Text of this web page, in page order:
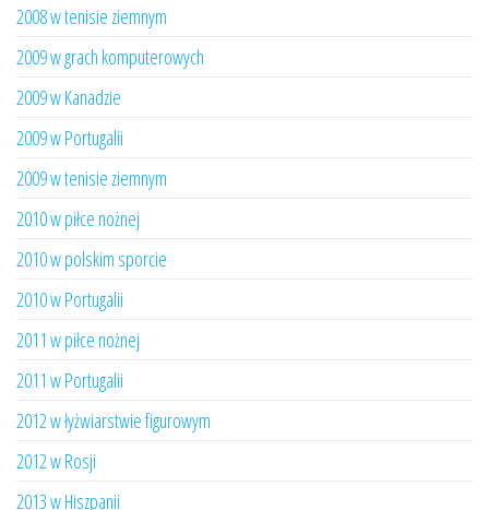
2008 w tenisie ziemnym
2009 w grach komputerowych
2009 w Kanadzie
2009 w Portugalii
2009 w tenisie ziemnym
2010 w piłce nożnej
2010 w polskim sporcie
2010 w Portugalii
2011 w piłce nożnej
2011 w Portugalii
2012 w łyżwiarstwie figurowym
2012 w Rosji
2013 w Hiszpanii